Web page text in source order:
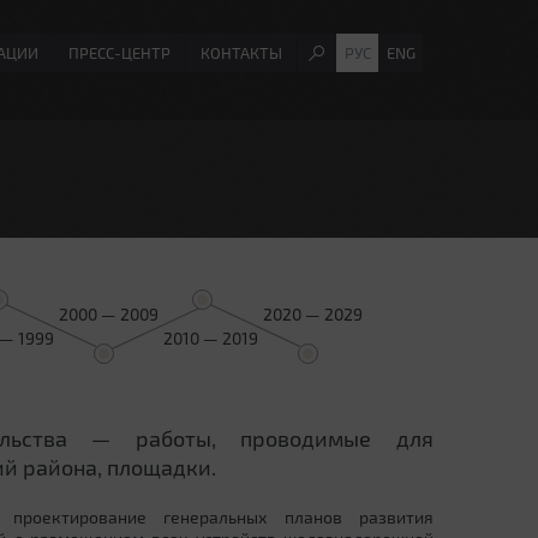
ПРЕСС-ЦЕНТР КОНТАКТЫ РУС ENG
1999
2000 — 2009
2010 — 2019
2020 — 2029
— работы, проводимые для
района, площадки.
генеральных планов развития